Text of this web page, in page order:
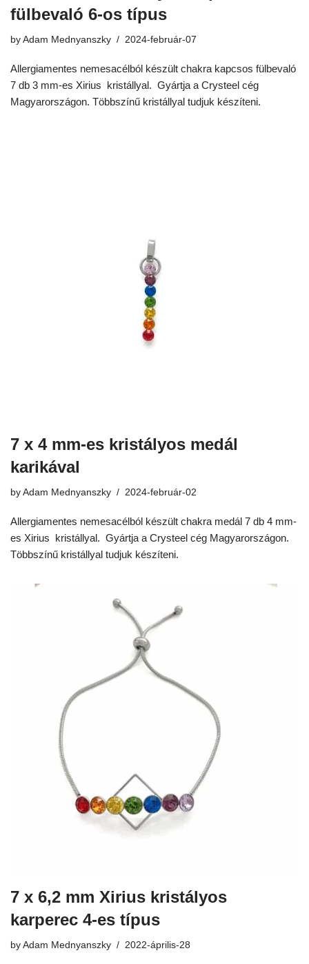
fülbevaló 6-os típus
by Adam Mednyanszky 2024-február-07
Allergiamentes nemesacélból készült chakra kapcsos fülbevaló
7 db 3 mm-es Xirius kristállyal. Gyártja a Crysteel cég
Magyarországon. Többszínű kristállyal tudjuk készíteni.
7 x 4 mm-es kristályos medál
karikával
by Adam Mednyanszky 2024-február-02
Allergiamentes nemesacélból készült chakra medál 7 db 4 mm-
es Xirius kristállyal. Gyártja a Crysteel cég Magyarországon.
Többszínű kristállyal tudjuk készíteni.
7 x 6,2 mm Xirius kristályos
karperec 4-es típus
by Adam Mednyanszky 2022-április-28